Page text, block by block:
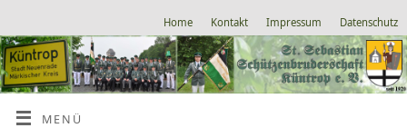
Home Kontakt Impressum Datenschutz
MENÜ